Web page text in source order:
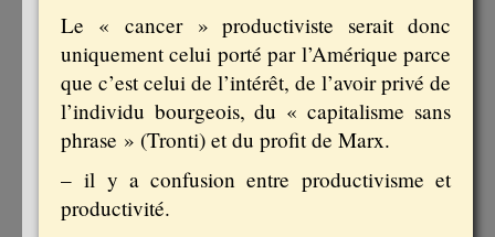
Le « cancer » productiviste serait donc
uniquement celui porté par l’Amérique parce
que c’est celui de l’intérêt, de l’avoir privé de
l’individu bourgeois, du « capitalisme sans
phrase » (Tronti) et du profit de Marx.
– il y a confusion entre productivisme et
productivité.